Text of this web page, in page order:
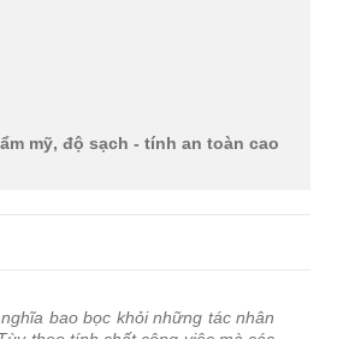
mỹ, độ sạch - tính an toàn cao
bao bọc khỏi những tác nhân